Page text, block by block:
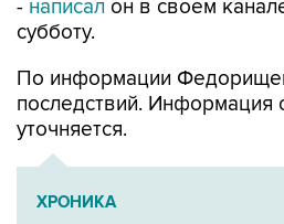
По информации
уточняется.
ХРОНИКА
Военная операция на